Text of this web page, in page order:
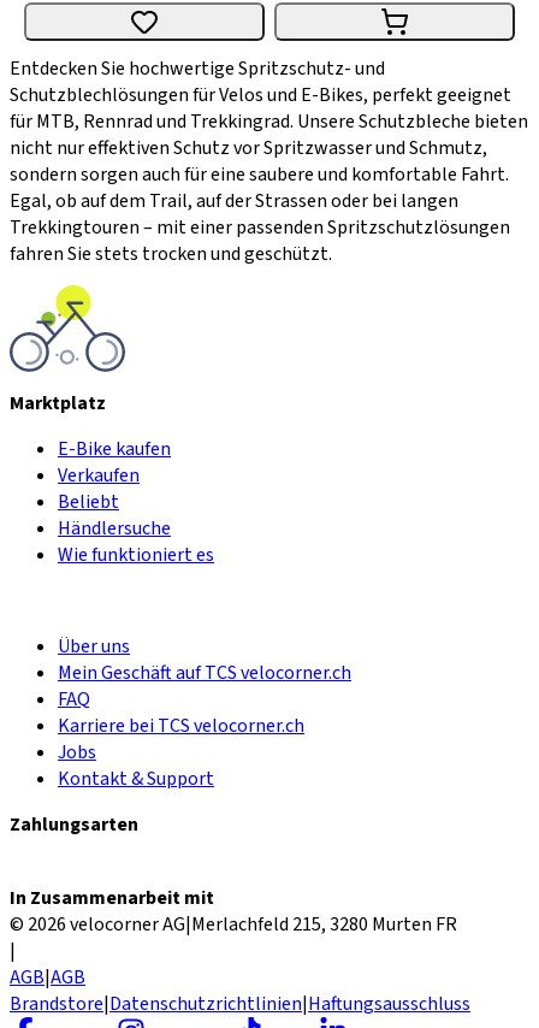
Entdecken Sie hochwertige Spritzschutz- und
Schutzblechlösungen für Velos und E-Bikes, perfekt geeignet
für MTB, Rennrad und Trekkingrad. Unsere Schutzbleche bieten
nicht nur effektiven Schutz vor Spritzwasser und Schmutz,
sondern sorgen auch für eine saubere und komfortable Fahrt.
Egal, ob auf dem Trail, auf der Strassen oder bei langen
Trekkingtouren – mit einer passenden Spritzschutzlösungen
fahren Sie stets trocken und geschützt.
Marktplatz
E-Bike kaufen
Verkaufen
Beliebt
Händlersuche
Wie funktioniert es
Über uns
Mein Geschäft auf TCS velocorner.ch
FAQ
Karriere bei TCS velocorner.ch
Jobs
Kontakt & Support
Zahlungsarten
In Zusammenarbeit mit
© 2026 velocorner AG|Merlachfeld 215, 3280 Murten FR
|
AGB|AGB
Brandstore|Datenschutzrichtlinien|Haftungsausschluss